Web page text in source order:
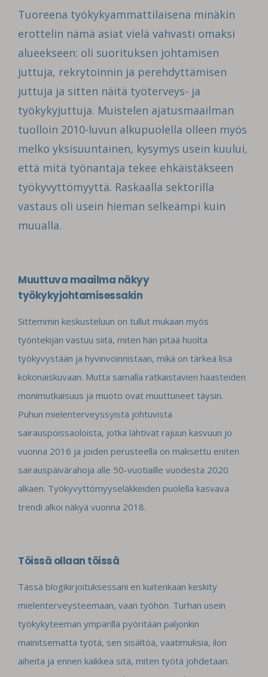
Tuoreena työkykyammattilaisena minäkin
erottelin nämä asiat vielä vahvasti omaksi
alueekseen: oli suorituksen johtamisen
juttuja, rekrytoinnin ja perehdyttämisen
juttuja ja sitten näitä työterveys- ja
työkykyjuttuja. Muistelen ajatusmaailman
tuolloin 2010-luvun alkupuolella olleen myös
melko yksisuuntainen, kysymys usein kuului,
että mitä työnantaja tekee ehkäistäkseen
työkyvyttömyyttä. Raskaalla sektorilla
vastaus oli usein hieman selkeämpi kuin
muualla.
Muuttuva maailma näkyy
työkykyjohtamisessakin
Sittemmin keskusteluun on tullut mukaan myös
työntekijän vastuu siitä, miten hän pitää huolta
työkyvystään ja hyvinvoinnistaan, mikä on tärkeä lisä
kokonaiskuvaan. Mutta samalla ratkaistavien haasteiden
monimutkaisuus ja muoto ovat muuttuneet täysin.
Puhun mielenterveyssyistä johtuvista
sairauspoissaoloista, jotka lähtivät rajuun kasvuun jo
vuonna 2016 ja joiden perusteella on maksettu eniten
sairauspäivärahoja alle 50-vuotiaille vuodesta 2020
alkaen. Työkyvyttömyyseläkkeiden puolella kasvava
trendi alkoi näkyä vuonna 2018.
Töissä ollaan töissä
Tässä blogikirjoituksessani en kuitenkaan keskity
mielenterveysteemaan, vaan työhön. Turhan usein
työkykyteeman ympärillä pyöritään paljonkin
mainitsematta työtä, sen sisältöä, vaatimuksia, ilon
aiheita ja ennen kaikkea sitä, miten työtä johdetaan.